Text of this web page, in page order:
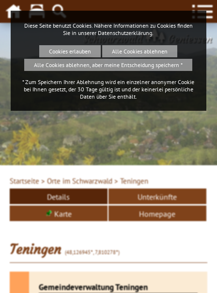
Schwarzwald Geniessen
Startseite > Orte im Schwarzwald > Teningen
Details
Unterkünfte
Karte
Homepage
Teningen(48,126945°, 7,810278°)
Gemeindeverwaltung Teningen
Diese Seite benutzt Cookies. Nähere Informationen zu Cookies finden
Sie in unserer Datenschutzerklärung
Cookies erlauben
Alle Cookies ablehnen
Alle Cookies ablehnen, aber meine Entscheidung speichern *
* Zum Speichern Ihrer Ablehnung wird ein einzelner anonymer Cookie
bei Ihnen gesetzt, der 30 Tage gültig ist und der keinerlei persönliche
Daten über Sie enthält.